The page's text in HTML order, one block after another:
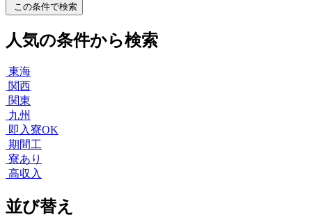
この条件で検索
人気の条件から検索
東海
関西
関東
九州
即入寮OK
期間工
寮あり
高収入
並び替え